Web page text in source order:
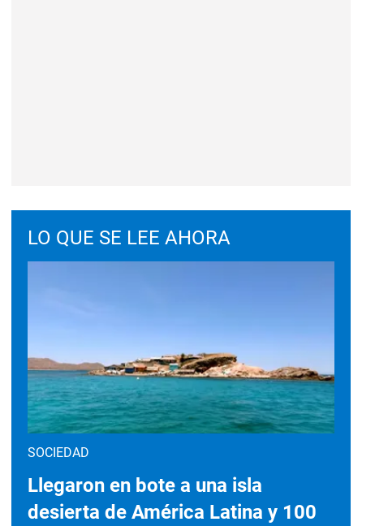
LO QUE SE LEE AHORA
SOCIEDAD
Llegaron en bote a una isla
desierta de América Latina y 100